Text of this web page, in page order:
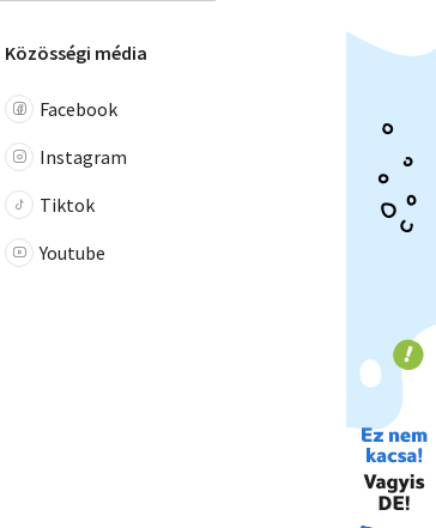
Közösségi média
Facebook
Instagram
Tiktok
Youtube